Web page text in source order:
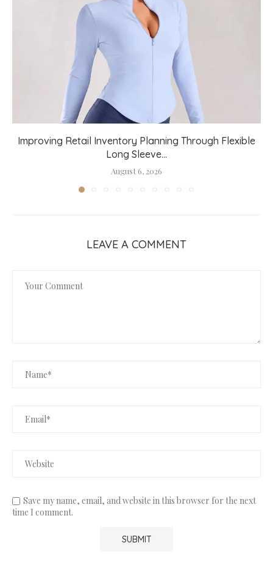
Improving Retail Inventory Planning Through Flexible
Long Sleeve...
August 6, 2026
LEAVE A COMMENT
Save my name, email, and website in this browser for the next
time I comment.